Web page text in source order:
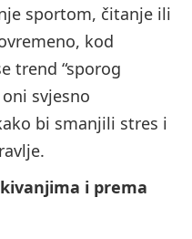
sportom, čitanje ili
kod
trend “sporog
svjesno
bi smanjili stres i
i prema